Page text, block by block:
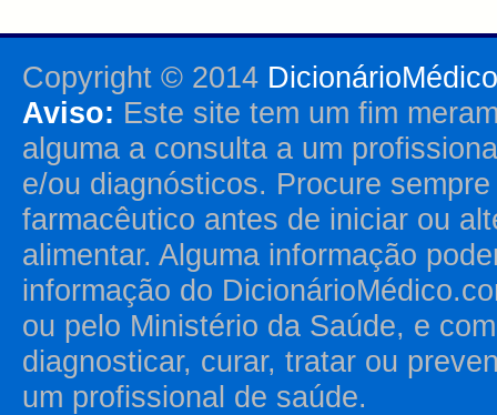
Copyright © 2014
Aviso: Este site tem um fim
alguma a consulta a um
e/ou diagnósticos. Procure
farmacêutico antes de iniciar ou
alimentar. Alguma informação
informação do
ou pelo Ministério da Saúde, e
diagnosticar, curar, tratar ou
um profissional de saúde.